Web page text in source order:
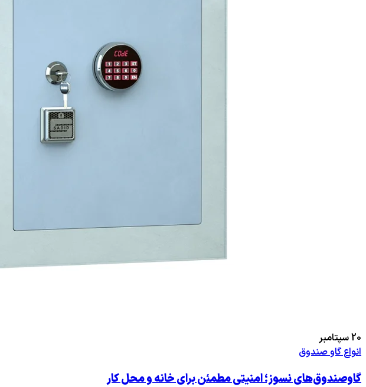
20سپتامبر
انواع گاو صندوق
گاوصندوق‌های نسوز؛ امنیتی مطمئن برای خانه و محل کار